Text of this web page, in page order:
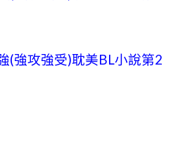
(強攻強受)耽美BL小說第2